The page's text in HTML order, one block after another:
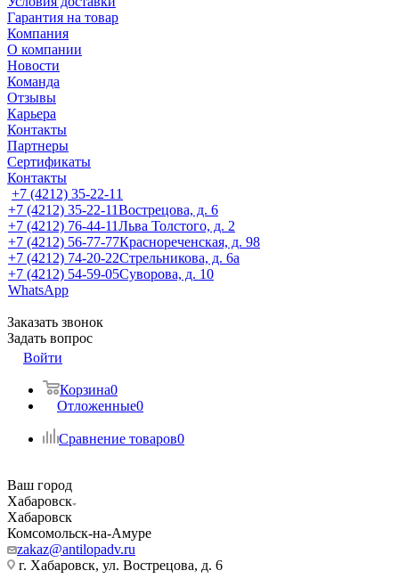
Гарантия на товар
Компания
О компании
Новости
Команда
Отзывы
Карьера
Контакты
Партнеры
Сертификаты
Контакты
+7 (4212) 35-22-11
+7 (4212) 35-22-11Вострецова, д. 6
+7 (4212) 76-44-11Льва Толстого, д. 2
+7 (4212) 56-77-77Краснореченская, д. 98
+7 (4212) 74-20-22Стрельникова, д. 6а
+7 (4212) 54-59-05Суворова, д. 10
WhatsApp
Заказать звонок
Задать вопрос
Войти
Корзина0
Отложенные0
Сравнение товаров0
Ваш город
Хабаровск
Хабаровск
Комсомольск-на-Амуре
zakaz@antilopadv.ru
г. Хабаровск, ул. Вострецова, д. 6